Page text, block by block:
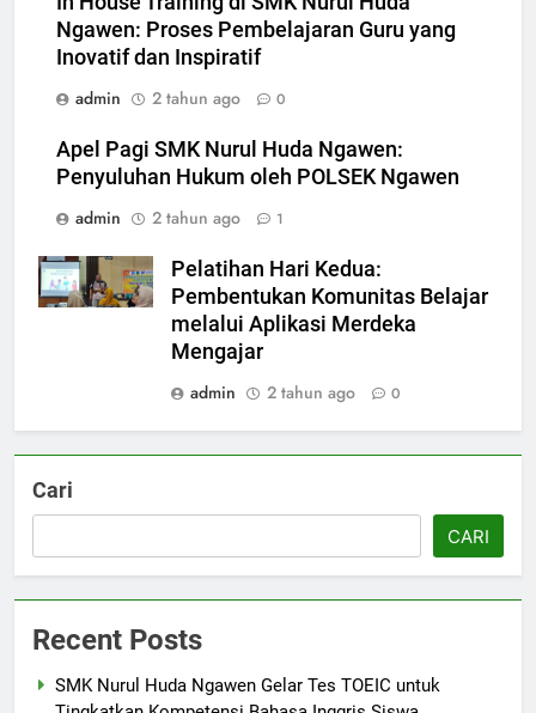
Ngawen: Proses Pembelajaran Guru yang
Inovatif dan Inspiratif
admin
2 tahun ago 0
Apel Pagi SMK Nurul Huda Ngawen:
Penyuluhan Hukum oleh POLSEK Ngawen
admin
2 tahun ago 1
Pelatihan Hari Kedua:
Pembentukan Komunitas Belajar
melalui Aplikasi Merdeka
Mengajar
admin
2 tahun ago 0
Cari
CARI
Recent Posts
SMK Nurul Huda Ngawen Gelar Tes TOEIC untuk
SMK PUSAT KEUNGGULAN
6
Laporan Rekapitulasi